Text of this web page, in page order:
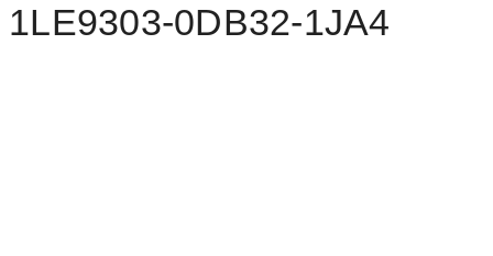
1LE9303-0DB32-1JA4